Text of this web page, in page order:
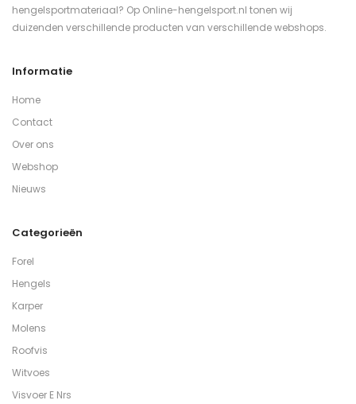
hengelsportmateriaal? Op Online-hengelsport.nl tonen wij
duizenden verschillende producten van verschillende webshops.
Informatie
Home
Contact
Over ons
Webshop
Nieuws
Categorieën
Forel
Hengels
Karper
Molens
Roofvis
Witvoes
Visvoer E Nrs